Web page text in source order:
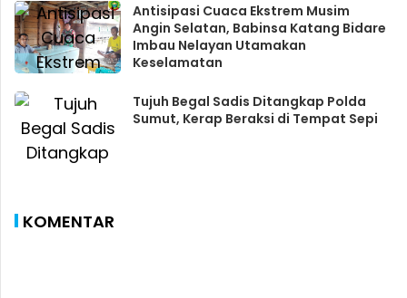
Antisipasi Cuaca Ekstrem Musim
Angin Selatan, Babinsa Katang Bidare
Imbau Nelayan Utamakan
Keselamatan
Tujuh Begal Sadis Ditangkap Polda
Sumut, Kerap Beraksi di Tempat Sepi
KOMENTAR